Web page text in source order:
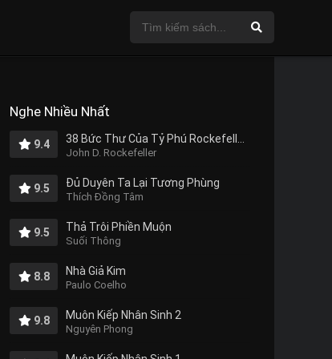
Nghe Nhiều Nhất
9.4
John D. Rockefeller
9.5 Đủ Duyên Ta Lại Tương Phùng
Thích Đồng Tâm
9.5 Thả Trôi Phiền Muộn
Suối Thông
8.8 Nhà Giả Kim
Paulo Coelho
9.8 Muôn Kiếp Nhân Sinh 2
Nguyên Phong